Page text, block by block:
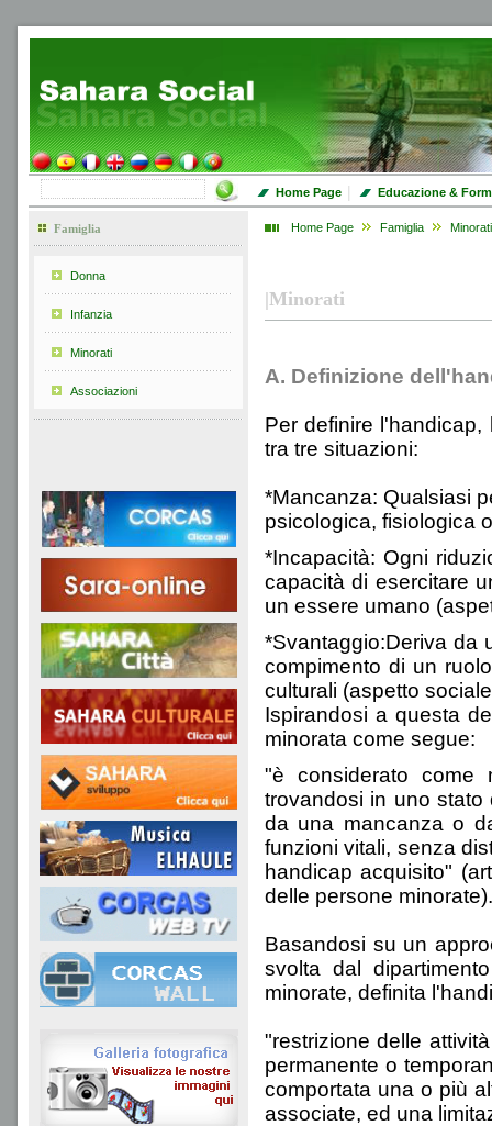
Home Page | Educazione &
Famiglia
Donna
Infanzia
Minorati
Associazioni
Home Page Famiglia Minorati
|Minorati
A. Definizione
Per definire
tra tre situazioni:
*Mancanza: Qualsiasi
psicologica, fisiologica
*Incapacità: Ogni
capacità di esercitare
un essere umano
*Svantaggio:Deriva da
compimento di un
culturali (aspetto
Ispirandosi a questa
minorata come segue:
"è considerato come
trovandosi in uno
da una mancanza o
funzioni vitali, senza
handicap acquisito"
delle persone minorate).
Basandosi su un
svolta dal
minorate, definita
"restrizione delle
permanente o
comportata una o più
associate, ed una